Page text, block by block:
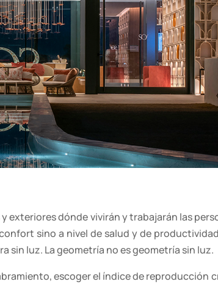
dónde vivirán y trabajarán las
sino a nivel de salud y de
sin luz. La geometría no es geometría sin luz.
escoger el índice de reproducción